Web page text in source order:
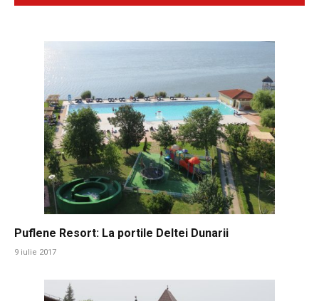
Puflene Resort: La portile Deltei Dunarii
9 iulie 2017